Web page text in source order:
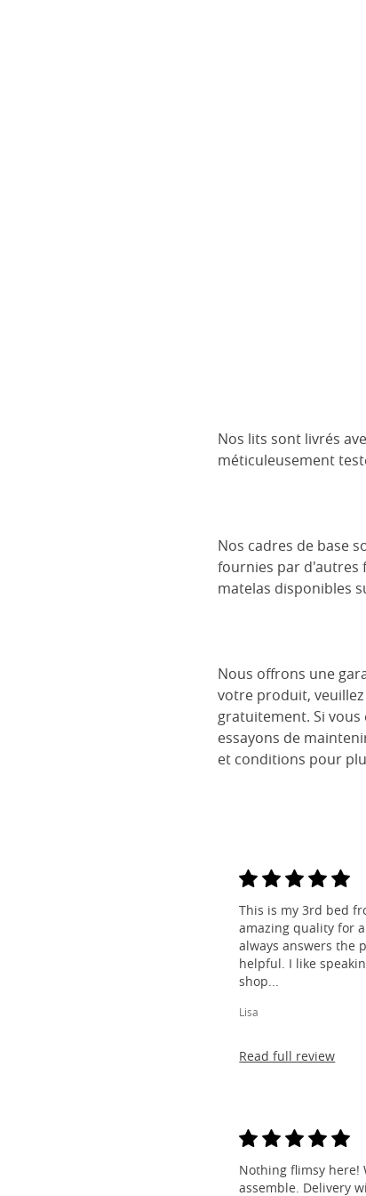
Nos lits sont livrés
méticuleusement
Nos cadres de base
fournies par d'autres
matelas disponibles
Nous offrons une
votre produit,
gratuitement. Si
essayons de
et conditions pour
This is my 3rd bed
amazing quality for
always answers the
helpful. I like
shop...
Lisa
Read full review
Nothing flimsy here!
assemble. Delivery